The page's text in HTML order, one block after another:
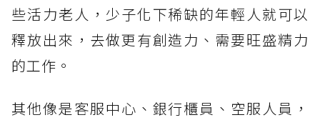
些活力老人，少子化下稀缺的年輕人就可以
釋放出來，去做更有創造力、需要旺盛精力
的工作。
其他像是客服中心、銀行櫃員、空服人員，